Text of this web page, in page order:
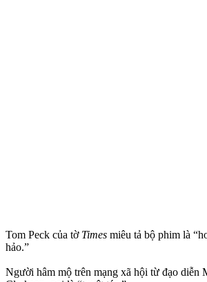
Tom Peck của tờ Times miêu tả bộ phim là
hảo.”
Người hâm mộ trên mạng xã hội từ đạo diễn